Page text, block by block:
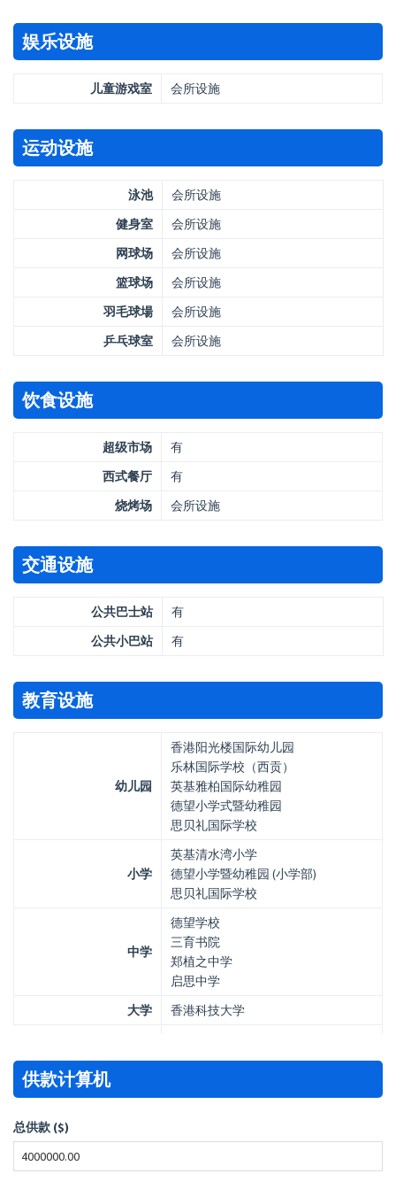
娱乐设施
儿童游戏室 会所设施
运动设施
泳池
会所设施
健身室
会所设施
网球场
会所设施
篮球场
会所设施
羽毛球場
会所设施
乒乓球室
会所设施
饮食设施
超级市场
有
西式餐厅
有
烧烤场
会所设施
交通设施
公共巴士站
有
公共小巴站
有
教育设施
幼儿园
香港阳光楼国际幼儿园
乐林国际学校（西贡）
英基雅柏国际幼稚园
德望小学式暨幼稚园
思贝礼国际学校
小学
英基清水湾小学
德望小学暨幼稚园 (小学部)
思贝礼国际学校
中学
德望学校
三育书院
郑植之中学
启思中学
大学
香港科技大学
供款计算机
总供款 ($)